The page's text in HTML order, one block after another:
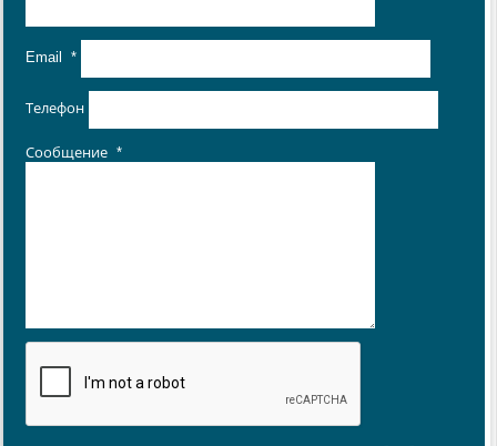
Email *
Телефон
Сообщение *